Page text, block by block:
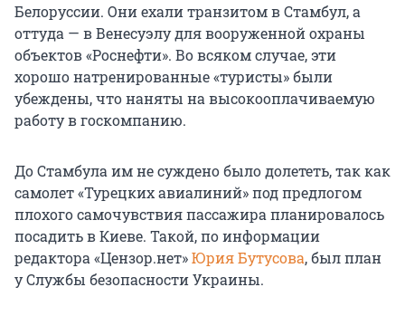
Белоруссии. Они ехали транзитом в Стамбул, а
оттуда — в Венесуэлу для вооруженной охраны
объектов «Роснефти». Во всяком случае, эти
хорошо натренированные «туристы» были
убеждены, что наняты на высокооплачиваемую
работу в госкомпанию.
До Стамбула им не суждено было долететь, так как
самолет «Турецких авиалиний» под предлогом
плохого самочувствия пассажира планировалось
посадить в Киеве. Такой, по информации
редактора «Цензор.нет»Юрия Бутусова, был план
у Службы безопасности Украины.